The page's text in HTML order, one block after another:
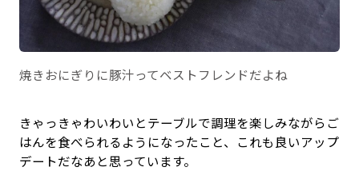
焼きおにぎりに豚汁ってベストフレンドだよね
きゃっきゃわいわいとテーブルで調理を楽しみながらご
はんを食べられるようになったこと、これも良いアップ
デートだなあと思っています。